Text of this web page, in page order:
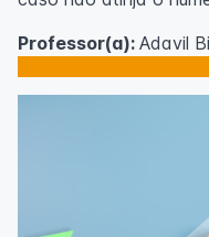
Professor(a): Adavil